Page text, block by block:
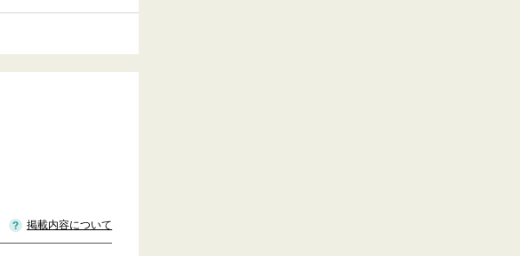
掲載内容について